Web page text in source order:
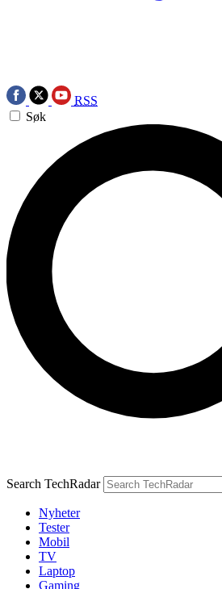
RSS
Søk
Search TechRadar
Nyheter
Tester
Mobil
TV
Laptop
Gaming